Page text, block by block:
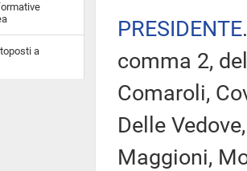
a
PRESIDENTE
comma 2,
Comaroli,
Delle
Maggioni,